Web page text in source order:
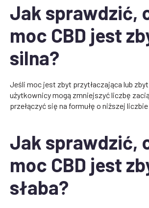
Jak sprawdzić,
moc CBD jest
silna?
Jeśli moc jest zbyt przytłaczająca lub
użytkownicy mogą zmniejszyć liczbę
przełączyć się na formułę o niższej
Jak sprawdzić,
moc CBD jest
słaba?